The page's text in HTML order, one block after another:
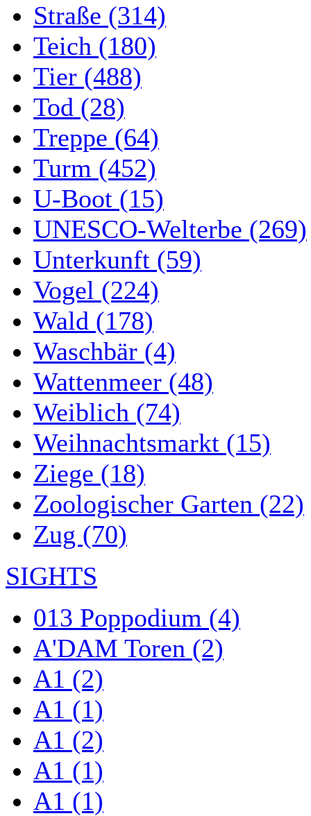
Straße (314)
Teich (180)
Tier (488)
Tod (28)
Treppe (64)
Turm (452)
U-Boot (15)
UNESCO-Welterbe (269)
Unterkunft (59)
Vogel (224)
Wald (178)
Waschbär (4)
Wattenmeer (48)
Weiblich (74)
Weihnachtsmarkt (15)
Ziege (18)
Zoologischer Garten (22)
Zug (70)
SIGHTS
013 Poppodium (4)
A'DAM Toren (2)
A1 (2)
A1 (1)
A1 (2)
A1 (1)
A1 (1)